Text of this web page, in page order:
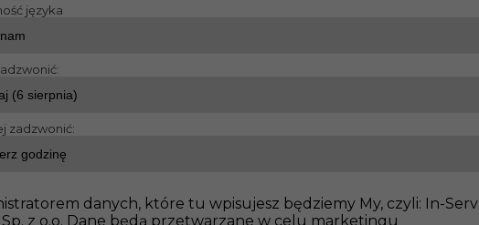
języka
zadzwonić:
danych, które tu wpisujesz będziemy My, czyli: In-Serv
Sp. z o.o. Dane będą przetwarzane w celu marketingu